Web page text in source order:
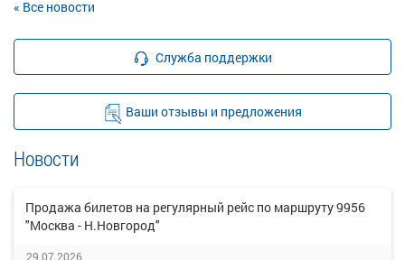
« Все новости
Служба поддержки
Ваши отзывы и предложения
Новости
Продажа билетов на регулярный рейс по маршруту 9956
"Москва - Н.Новгород"
29.07.2026